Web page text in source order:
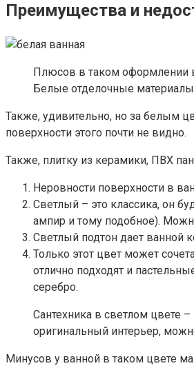
Преимущества и
Плюсов в таком оформлении
Белые отделочные
Также, удивительно, но за белым
поверхности этого почти не видно.
Также, плитку из керамики, ПВХ
Неровности поверхности в
Светлый – это классика, он
ампир и тому подобное).
Светлый подтон дает ванной
Только этот цвет может
отлично подходят и
серебро.
Сантехника в светлом цвете
оригинальный интерьер,
Минусов у ванной в таком цвете